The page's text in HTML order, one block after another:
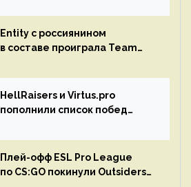
Entity с россиянином
в составе проиграла Team
HellRaisers и Virtus.pro
пополнили список побед
Плей-офф ESL Pro League
по CS:GO покинули Outsiders